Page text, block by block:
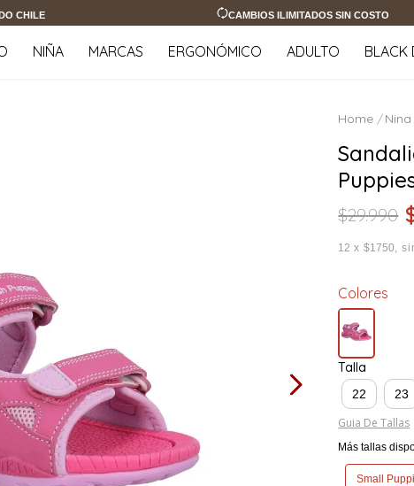
CHILE CAMBIOS ILIMITADOS SIN COSTO
NIÑA MARCAS ERGONÓMICO ADULTO BLACK
Nina
$29.990
12 x $1750
Colores
Talla
22 23
Guia De Tallas
Más tallas
Small